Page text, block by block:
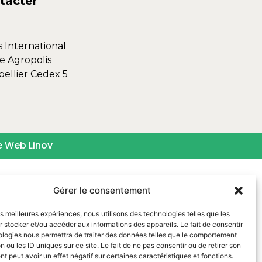
Gérer le consentement
meilleures expériences, nous utilisons des technologies telles que les
stocker et/ou accéder aux informations des appareils. Le fait de consentir
nous permettra de traiter des données telles que le comportement
ou les ID uniques sur ce site. Le fait de ne pas consentir ou de retirer son
peut avoir un effet négatif sur certaines caractéristiques et fonctions.
International
Agropolis
Cedex 5
Web Linov